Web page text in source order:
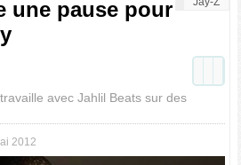
une pause pour
avec Jahlil Beats sur des
2012